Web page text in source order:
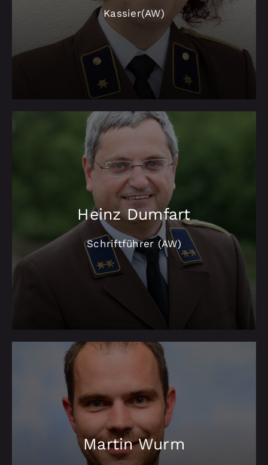
Kassier(AW)
Heinz Dumfart
Schriftführer (AW)
Martin Wurm